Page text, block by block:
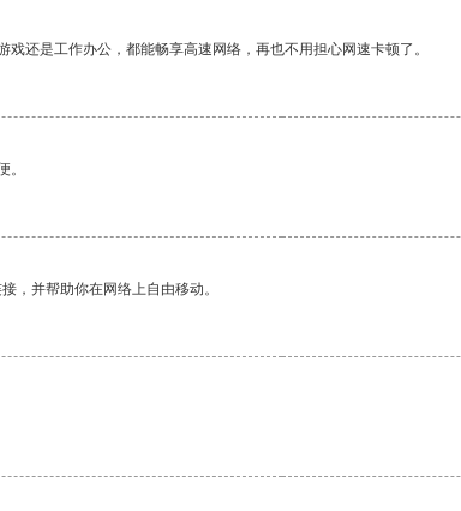
还是工作办公，都能畅享高速网络，再也不用担心网速卡顿了。
。
，并帮助你在网络上自由移动。